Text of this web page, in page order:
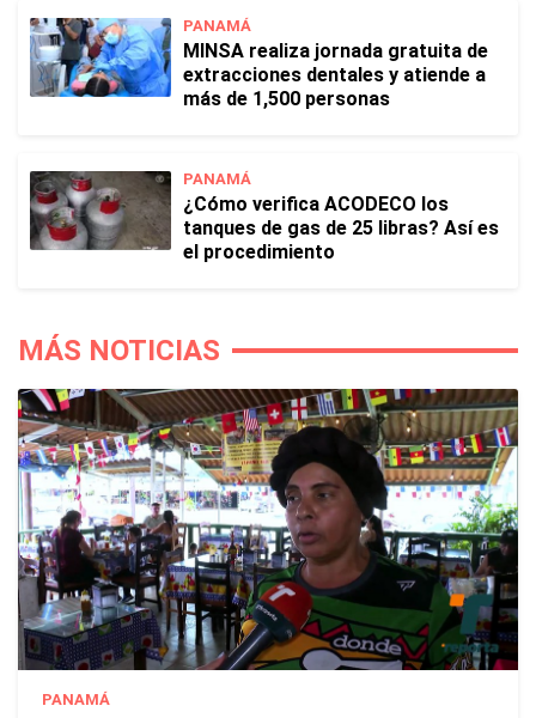
PANAMÁ
MINSA realiza jornada gratuita de
extracciones dentales y atiende a
más de 1,500 personas
PANAMÁ
¿Cómo verifica ACODECO los
tanques de gas de 25 libras? Así es
el procedimiento
MÁS NOTICIAS
PANAMÁ